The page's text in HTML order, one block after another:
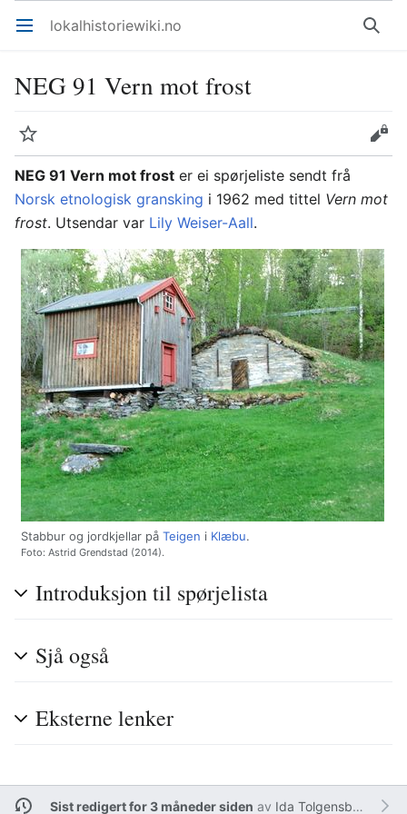
Åpne hovedmenyen lokalhistoriewiki.no Søk
NEG 91 Vern mot frost
Overvåk
Rediger
NEG 91 Vern mot frost er ei spørjeliste sendt frå
Norsk etnologisk gransking i 1962 med tittel Vern mot
frost. Utsendar var Lily Weiser-Aall.
Stabbur og jordkjellar på Teigen i Klæbu.
Foto: Astrid Grendstad (2014).
Introduksjon til spørjelista
Sjå også
Eksterne lenker
Sist redigert for 3 måneder siden av Ida Tolgensbakk